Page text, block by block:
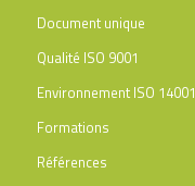
Document unique
Qualité ISO 9001
Environnement ISO 14001
Formations
Références